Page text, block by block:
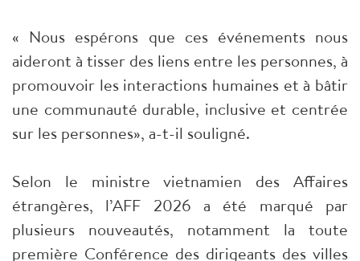
« Nous espérons que ces événements nous
aideront à tisser des liens entre les personnes, à
promouvoir les interactions humaines et à bâtir
une communauté durable, inclusive et centrée
sur les personnes», a-t-il souligné.
Selon le ministre vietnamien des Affaires
étrangères, l’AFF 2026 a été marqué par
plusieurs nouveautés, notamment la toute
première Conférence des dirigeants des villes